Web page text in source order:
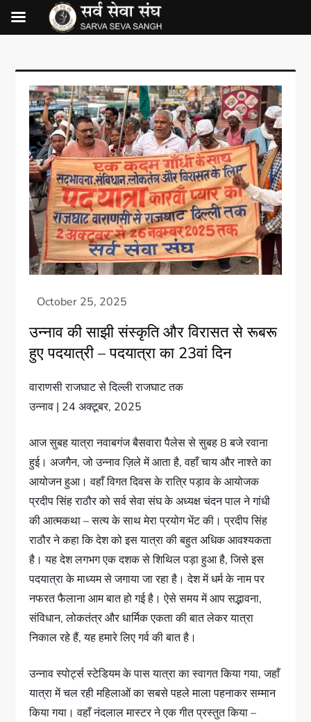
उन्नाव की साझी संस्कृति और विरासत से रूबरू
हुए पदयात्री – पदयात्रा का 23वां दिन
वाराणसी राजघाट से दिल्ली राजघाट तक
उन्नाव | 24 अक्टूबर, 2025
आज सुबह यात्रा नवाबगंज बैसवारा पैलेस से सुबह 8 बजे रवाना
हुई। अजगैन, जो उन्नाव ज़िले में आता है, वहाँ चाय और नाश्ते का
आयोजन हुआ। वहाँ विगत दिवस के रात्रि पड़ाव के आयोजक
प्रदीप सिंह राठौर को सर्व सेवा संघ के अध्यक्ष चंदन पाल ने गांधी
की आत्मकथा – सत्य के साथ मेरा प्रयोग भेंट की। प्रदीप सिंह
राठौर ने कहा कि देश को इस यात्रा की बहुत अधिक आवश्यकता
है। यह देश लगभग एक दशक से शिथिल पड़ा हुआ है, जिसे इस
पदयात्रा के माध्यम से जगाया जा रहा है। देश में धर्म के नाम पर
नफरत फैलाना आम बात हो गई है। ऐसे समय में आप सद्भावना,
संविधान, लोकतंत्र और धार्मिक एकता की बात लेकर यात्रा
निकाल रहे हैं, यह हमारे लिए गर्व की बात है।
उन्नाव स्पोर्ट्स स्टेडियम के पास यात्रा का स्वागत किया गया, जहाँ
यात्रा में चल रही महिलाओं का सबसे पहले माला पहनाकर सम्मान
किया गया। वहाँ नंदलाल मास्टर ने एक गीत प्रस्तुत किया –